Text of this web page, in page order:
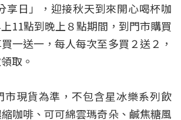
享日」，迎接秋天到來開心喝杯咖
11點到晚上８點期間，到門市購買
一送一，每人每次至多買２送２，
取。
市現貨為準，不包含星冰樂系列飲
咖啡、可可綿雲瑪奇朵、鹹焦糖風